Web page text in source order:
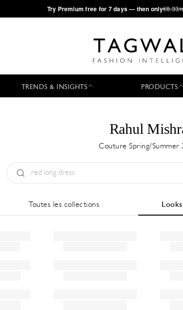
·Try Premium free for 7 days — then only€8.33/
TRENDS & INSIGHTS PRODUCTS
Rahul
Couture Spring/Summer
Toutes les collections Looks